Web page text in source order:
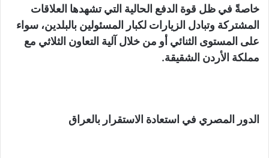
خاصةً في ظل قوة الدفع الحالية التي تشهدها العلاقات
المشتركة وتبادل الزيارات لكبار المسئولين بالبلدين، سواء
على المستوى الثنائي أو من خلال آلية التعاون الثلاثي مع
مملكة الأردن الشقيقة.
الدور المصري في استعادة الاستقرار بالعراق